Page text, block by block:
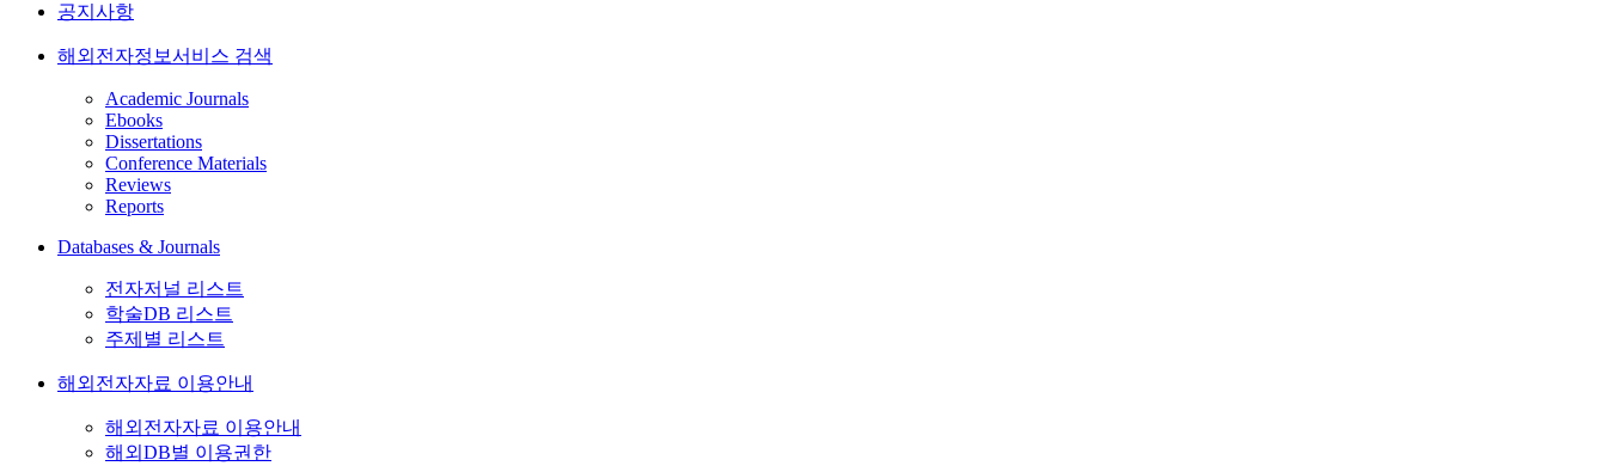
공지사항
해외전자정보서비스 검색
Academic Journals
Ebooks
Dissertations
Conference Materials
Reviews
Reports
Databases & Journals
전자저널 리스트
학술DB 리스트
주제별 리스트
해외전자자료 이용안내
해외전자자료 이용안내
해외DB별 이용권한